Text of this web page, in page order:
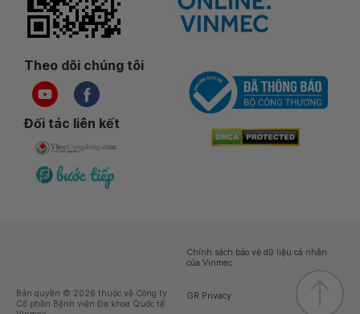
Theo dõi chúng tôi
Đối tác liên kết
Bản quyền © 2026 thuộc về Công ty
Cổ phần Bệnh viện Đa khoa Quốc tế
Chính sách bảo vệ dữ liệu cá nhân
của Vinmec
GR Privacy